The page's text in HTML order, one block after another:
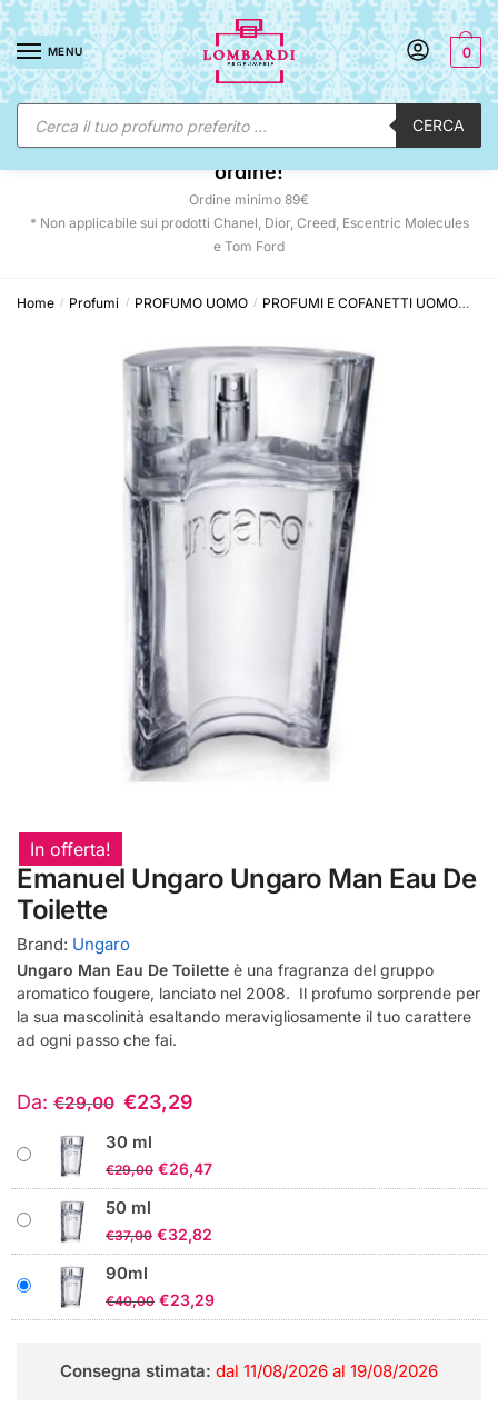
Skip
to
navigation
Skip
to
content
MENU
Ricerca
prodotti CERCA
0
☀️ SUNNY DAYS:-12% automatico sul tuo
ordine!
Ordine minimo 89€
* Non applicabile sui prodotti Chanel, Dior, Creed, Escentric Molecules
e Tom Ford
Home / Profumi / PROFUMO UOMO / PROFUMI E COFANETTI UOMO
In offerta!
Emanuel Ungaro Ungaro Man Eau De
Toilette
Brand: Ungaro
Ungaro Man Eau De Toilette è una fragranza del gruppo
aromatico fougere, lanciato nel 2008. Il profumo sorprende per
la sua mascolinità esaltando meravigliosamente il tuo carattere
ad ogni passo che fai.
Da: €29,00 €23,29
30 ml
€29,00 Il
prezzo
era:
€26,47Il
prezzo
50 ml
€37,00 Il
prezzo
era:
€32,82
prezzo
è:
90ml
€40,00 Il
prezzo
era:
€23,29Il
prezzo
è:
Consegna stimata: dal 11/08/2026 al 19/08/2026